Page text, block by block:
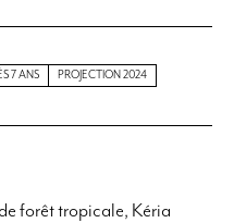
7 ANS PROJECTION 2024
forêt tropicale, Kéria